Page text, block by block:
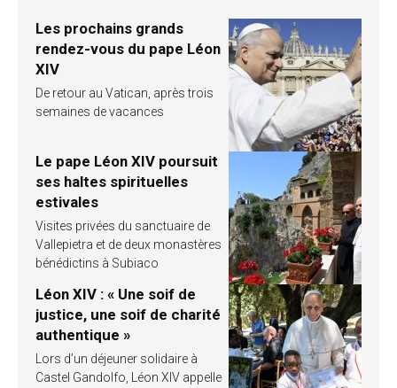
Les prochains grands
rendez-vous du pape Léon
XIV
De retour au Vatican, après trois
semaines de vacances
Le pape Léon XIV poursuit
ses haltes spirituelles
estivales
Visites privées du sanctuaire de
Vallepietra et de deux monastères
bénédictins à Subiaco
Léon XIV : « Une soif de
justice, une soif de charité
authentique »
Lors d’un déjeuner solidaire à
Castel Gandolfo, Léon XIV appelle